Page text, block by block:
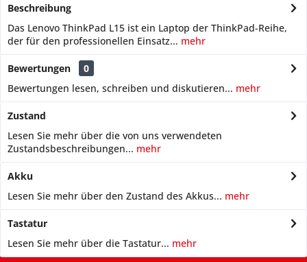
Beschreibung
Das Lenovo ThinkPad L15 ist ein Laptop der ThinkPad-Reihe,
der für den professionellen Einsatz... mehr
Bewertungen
0
Bewertungen lesen, schreiben und diskutieren... mehr
Zustand
Lesen Sie mehr über die von uns verwendeten
Zustandsbeschreibungen... mehr
Akku
Lesen Sie mehr über den Zustand des Akkus... mehr
Tastatur
Lesen Sie mehr über die Tastatur... mehr